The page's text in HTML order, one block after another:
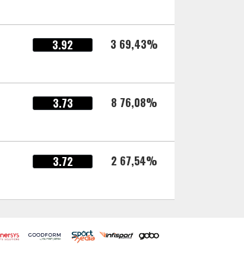
3.92 3 69,43%
3.73 8 76,08%
3.72 2 67,54%